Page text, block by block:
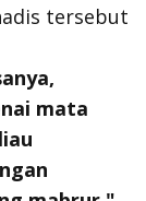
tersebut
mata